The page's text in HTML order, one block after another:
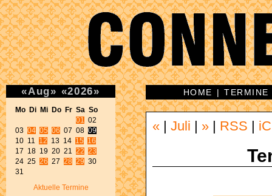
«Aug» «2026»
Mo Di Mi Do Fr Sa So
01
02
03 04 05 06 07 08 09
10 11 12 13 14 15
16
17 18 19 20 21 22 23
24 25 26 27 28 29 30
31
Aktuelle Termine
HOME |TERMINE
« Juli » RSS